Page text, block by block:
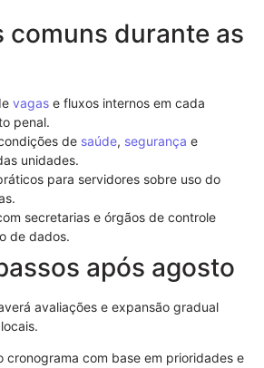
comuns durante as
vagas e fluxos internos em cada
penal.
de saúde, segurança e
unidades.
para servidores sobre uso do
secretarias e órgãos de controle
de dados.
após agosto
avaliações e expansão gradual
cronograma com base em prioridades e